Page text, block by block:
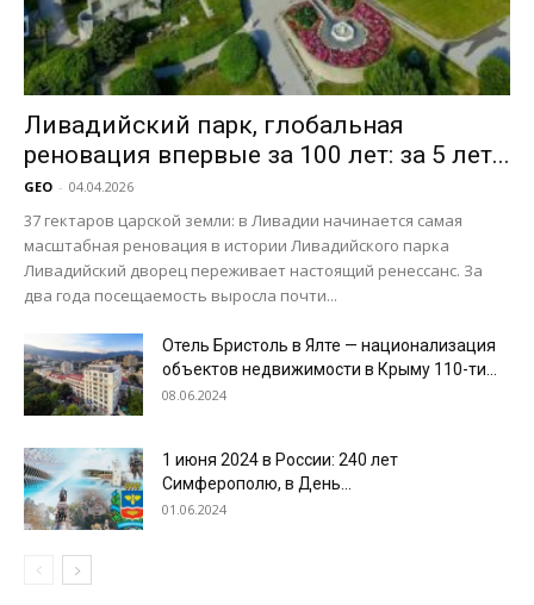
Ливадийский парк, глобальная
реновация впервые за 100 лет: за 5 лет...
GEO - 04.04.2026
37 гектаров царской земли: в Ливадии начинается самая
масштабная реновация в истории Ливадийского парка
Ливадийский дворец переживает настоящий ренессанс. За
два года посещаемость выросла почти...
Отель Бристоль в Ялте — национализация
объектов недвижимости в Крыму 110-ти...
08.06.2024
1 июня 2024 в России: 240 лет
Симферополю, в День...
01.06.2024